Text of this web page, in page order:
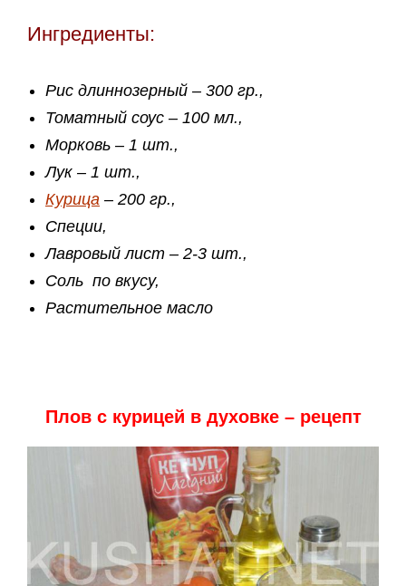
Ингредиенты:
Рис длиннозерный – 300 гр.,
Томатный соус – 100 мл.,
Морковь – 1 шт.,
Лук – 1 шт.,
Курица – 200 гр.,
Специи,
Лавровый лист – 2-3 шт.,
Соль по вкусу,
Растительное масло
Плов с курицей в духовке – рецепт